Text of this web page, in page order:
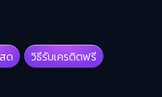
ด วิธีรับเครดิตฟรี